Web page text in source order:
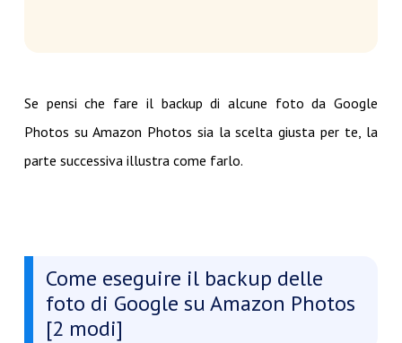
Se pensi che fare il backup di alcune foto da Google
Photos su Amazon Photos sia la scelta giusta per te, la
parte successiva illustra come farlo.
Come eseguire il backup delle
foto di Google su Amazon Photos
[2 modi]